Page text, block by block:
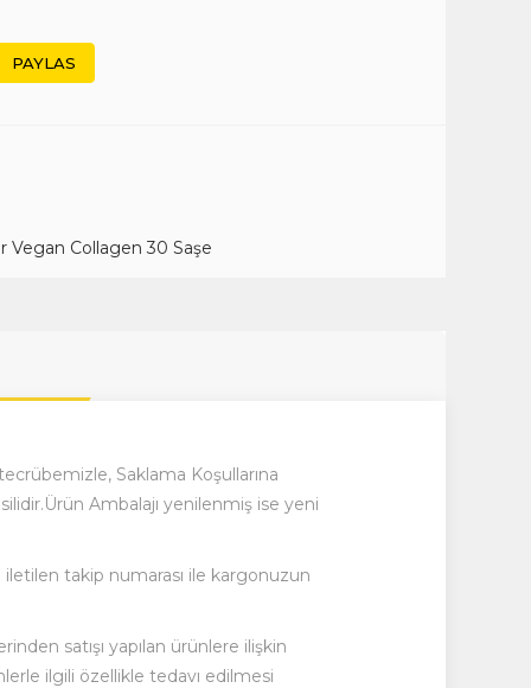
PAYLAS
Vegan Collagen 30 Saşe
Saklama Koşullarına
Ambalajı yenilenmiş ise yeni
takip numarası ile kargonuzun
satışı yapılan ürünlere ilişkin
ilgili özellikle tedavı edilmesi